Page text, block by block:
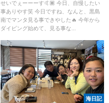
せいでぇーーーす🤙🏾 今日、自慢したい
事ありやす笑 今日ですね、なんと、黒島
南でマンタ見る事できやした🔥 今年から
ダイビング始めて、見る事な...
海日記